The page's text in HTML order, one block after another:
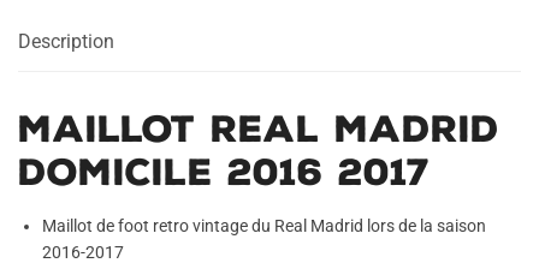
2017
Description
Maillot Real Madrid
Domicile 2016 2017
Maillot de foot retro vintage du Real Madrid lors de la saison
2016-2017